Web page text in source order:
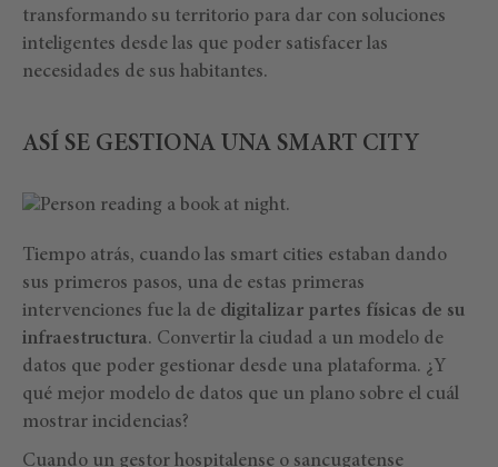
transformando su territorio para dar con soluciones
inteligentes desde las que poder satisfacer las
necesidades de sus habitantes.
ASÍ SE GESTIONA UNA SMART CITY
Tiempo atrás, cuando las smart cities estaban dando
sus primeros pasos, una de estas primeras
intervenciones fue la de digitalizar partes físicas de su
infraestructura. Convertir la ciudad a un modelo de
datos que poder gestionar desde una plataforma. ¿Y
qué mejor modelo de datos que un plano sobre el cuál
mostrar incidencias?
Cuando un gestor hospitalense o sancugatense